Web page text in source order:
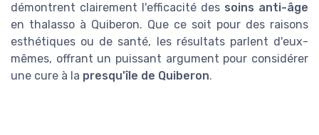
démontrent clairement l'efficacité des soins anti-âge
en thalasso à Quiberon. Que ce soit pour des raisons
esthétiques ou de santé, les résultats parlent d'eux-
mêmes, offrant un puissant argument pour considérer
une cure à la presqu'île de Quiberon.